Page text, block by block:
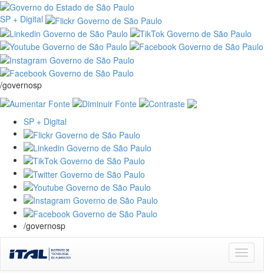
SP + Digital
/governosp
SP + Digital
/governosp
navigation